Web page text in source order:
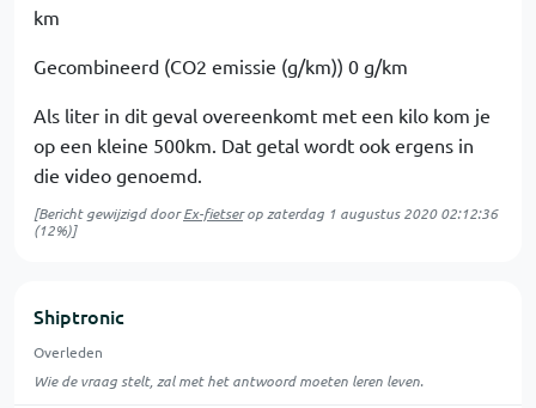
km
Gecombineerd (CO2 emissie (g/km)) 0 g/km
Als liter in dit geval overeenkomt met een kilo kom je
op een kleine 500km. Dat getal wordt ook ergens in
die video genoemd.
[Bericht gewijzigd doorEx-fietserop zaterdag 1 augustus 2020 02:12:36
(12%)]
Shiptronic
Overleden
Wie de vraag stelt, zal met het antwoord moeten leren leven.